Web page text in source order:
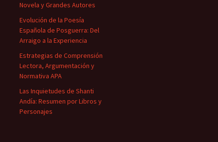
Novela y Grandes Autores
Evolución de la Poesía
Española de Posguerra: Del
Arraigo a la Experiencia
Estrategias de Comprensión
Lectora, Argumentación y
Normativa APA
Las Inquietudes de Shanti
Andía: Resumen por Libros y
Personajes